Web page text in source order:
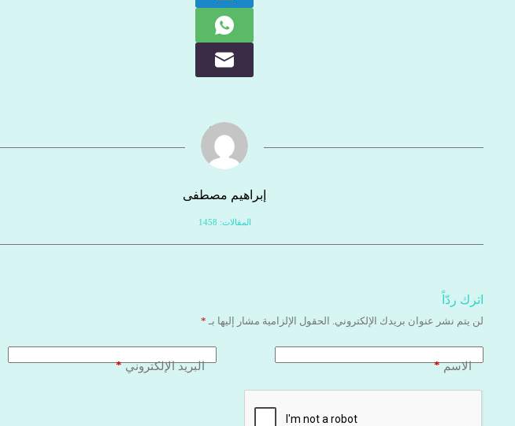
إبراهيم مصطفى
المقالات: 1458
اترك ردّاً
لن يتم نشر عنوان بريدك الإلكتروني. الحقول الإلزامية مشار إليها بـ *
الاسم* البريد الإلكتروني*